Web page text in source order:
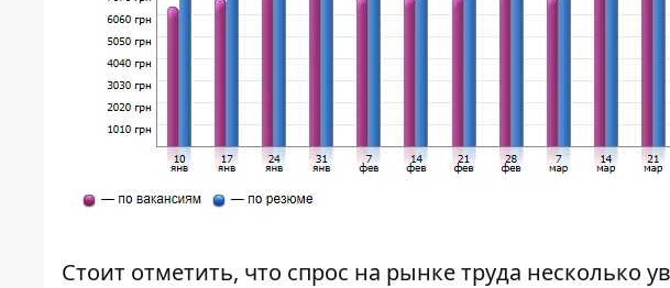
Стоит отметить, что спрос на рынке труда несколько